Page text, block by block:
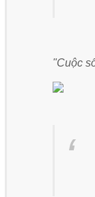
"Cuộc